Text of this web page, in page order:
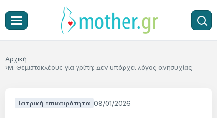
Αρχική
Μ. Θεμιστοκλέους για γρίπη: Δεν υπάρχει λόγος ανησυχίας
Ιατρική επικαιρότητα 08/01/2026